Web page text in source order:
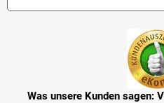
Was unsere Kunden sagen: